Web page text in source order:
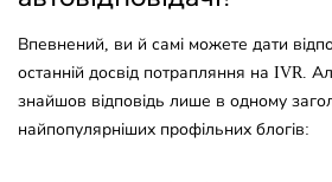
Впевнений, ви й самі можете дати
останній досвід потрапляння на IVR.
знайшов відповідь лише в одному
найпопулярніших профільних блогів: